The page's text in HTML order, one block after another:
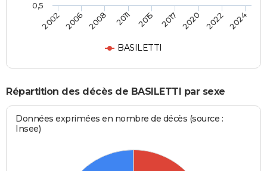
BASILETTI
2002 2006 2008 2011 2015 2017 2020 2022 2024
0,5
Répartition des décès de BASILETTI par sexe
Données exprimées en nombre de décès (source :
Insee)